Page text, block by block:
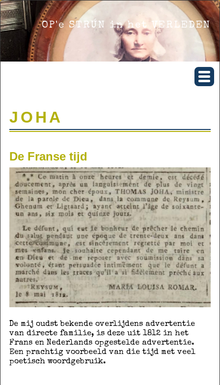
OP'e STRÚN in het VERLEDEN
JOHA
De Franse tijd
De mij oudst bekende overlijdens advertentie
van directe familie, is deze uit 1812 in het
Frans en Nederlands opgestelde advertentie.
Een prachtig voorbeeld van die tijd met veel
poetisch woordgebruik.